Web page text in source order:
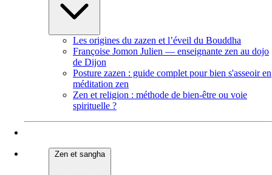
Les origines du zazen et l’éveil du Bouddha
Françoise Jomon Julien — enseignante zen au dojo
de Dijon
Posture zazen : guide complet pour bien s'asseoir en
méditation zen
Zen et religion : méthode de bien-être ou voie
spirituelle ?
Zen et sangha